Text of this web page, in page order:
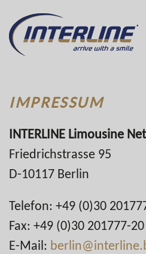
IMPRESSUM
INTERLINE Limousine
Friedrichstrasse 95
D-10117 Berlin
Telefon: +49 (0)30
Fax: +49 (0)30 201777-20
E-Mail: